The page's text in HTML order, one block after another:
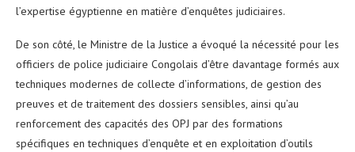
l’expertise égyptienne en matière d’enquêtes judiciaires.
De son côté, le Ministre de la Justice a évoqué la nécessité pour les
officiers de police judiciaire Congolais d’être davantage formés aux
techniques modernes de collecte d’informations, de gestion des
preuves et de traitement des dossiers sensibles, ainsi qu’au
renforcement des capacités des OPJ par des formations
spécifiques en techniques d’enquête et en exploitation d’outils